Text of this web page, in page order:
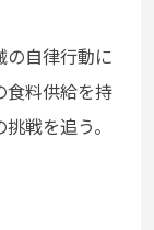
の自律行動に
食料供給を持
戦を追う。